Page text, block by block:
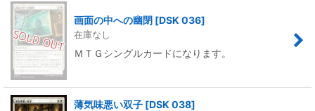
画面の中への幽閉 [DSK 036]
在庫なし
ＭＴＧシングルカードになります。
薄気味悪い双子 [DSK 038]